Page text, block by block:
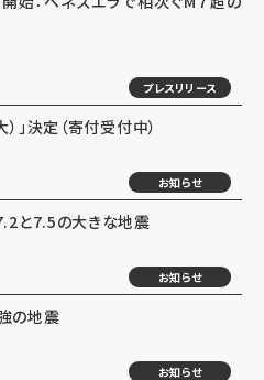
プレスリリース
」決定（寄付受付中）
お知らせ
と7.5の大きな地震
お知らせ
の地震
お知らせ